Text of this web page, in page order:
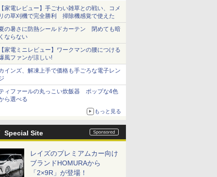
家電レビュー】手ごわい雑草との戦い、コメ
の草刈機で完全勝利 掃除機感覚で使えた
の暑さに防熱シールドカーテン 閉めても暗
ならない
家電ミニレビュー】ワークマンの腰につける
風ファンが涼しい!
インズ、解凍上手で価格も手ごろな電子レン
ィファールの丸っこい炊飯器 ポップな4色
ら選べる
もっと見る
Special Site
レイズのプレミアムカー向け
ブランドHOMURAから
「2×9R」が登場！